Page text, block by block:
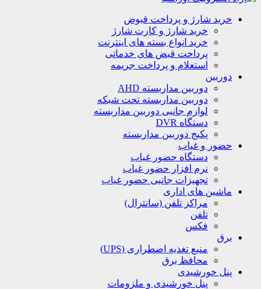
خرید شارژ و پرداخت قبوض
خرید شارژ و کارت شارژ
خرید انواع بسته های اینترنت
پرداخت قبض های خدماتی
استعلام و پرداخت جریمه
دوربین
دوربین مداربسته AHD
دوربین مداربسته تحت شبکه
لوازم جانبی دوربین مداربسته
دستگاه DVR
پکیج دوربین مداربسته
حضور و غیاب
دستگاه حضور غیاب
نرم افزار حضور غیاب
تجهیزات جانبی حضور غیاب
ماشین های اداری
مراکز تلفن (سانترال)
تلفن
فکس
برق
منبع تغذیه اضطراری (UPS)
محافظ برق
پنل خورشیدی
پنل خورشیدی و ملزومات